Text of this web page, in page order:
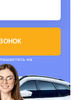
на